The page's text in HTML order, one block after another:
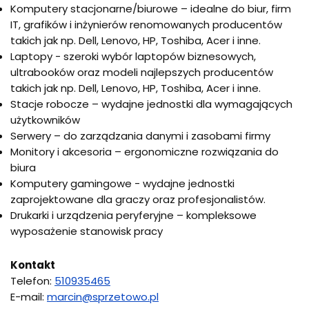
Komputery stacjonarne/biurowe – idealne do biur, firm
IT, grafików i inżynierów renomowanych producentów
takich jak np. Dell, Lenovo, HP, Toshiba, Acer i inne.
Laptopy - szeroki wybór laptopów biznesowych,
ultrabooków oraz modeli najlepszych producentów
takich jak np. Dell, Lenovo, HP, Toshiba, Acer i inne.
Stacje robocze – wydajne jednostki dla wymagających
użytkowników
Serwery – do zarządzania danymi i zasobami firmy
Monitory i akcesoria – ergonomiczne rozwiązania do
biura
Komputery gamingowe - wydajne jednostki
zaprojektowane dla graczy oraz profesjonalistów.
Drukarki i urządzenia peryferyjne – kompleksowe
wyposażenie stanowisk pracy
Kontakt
Telefon: 510935465
E-mail: marcin@sprzetowo.pl